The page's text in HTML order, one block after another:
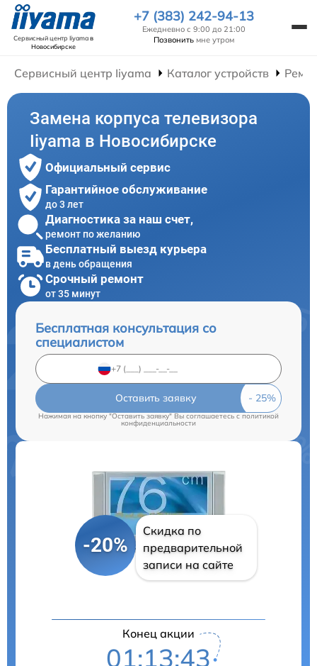
Сервисный центр Iiyamaв
Новосибирске
+7 (383) 242-94-13
Ежедневно с 9:00 до 21:00
Позвонить мне утром
Сервисный центр Iiyama Каталог устройств
Замена корпуса телевизора
Iiyama в Новосибирске
Официальный сервис
Гарантийное обслуживание
до 3 лет
Диагностика за наш счет,
ремонт по желанию
Бесплатный выезд курьера
в день обращения
Срочный ремонт
от 35 минут
Бесплатная консультация со
специалистом
Оставить заявку
Нажимая на кнопку "Оставить заявку" Вы соглашаетесь cполитикой
конфиденциальности
-20%
Скидка по
предварительной
записи на сайте
Конец акции
01:13:42